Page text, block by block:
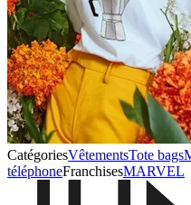
CatégoriesVêtementsTote bags
téléphoneFranchisesMARVEL